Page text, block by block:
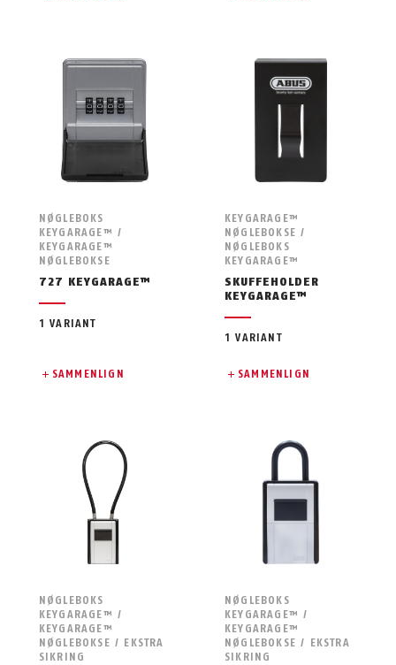
NØGLEBOKS
KEYGARAGE™ /
KEYGARAGE™
NØGLEBOKSE
727 KEYGARAGE™
1 VARIANT
SAMMENLIGN
KEYGARAGE™
NØGLEBOKSE /
NØGLEBOKS
KEYGARAGE™
SKUFFEHOLDER
KEYGARAGE™
1 VARIANT
SAMMENLIGN
NØGLEBOKS
KEYGARAGE™ /
KEYGARAGE™
NØGLEBOKSE / EKSTRA
SIKRING
NØGLEBOKS
KEYGARAGE™ /
KEYGARAGE™
NØGLEBOKSE / EKSTRA
SIKRING